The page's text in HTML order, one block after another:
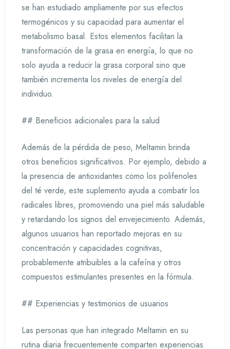
se han estudiado ampliamente por sus efectos
termogénicos y su capacidad para aumentar el
metabolismo basal. Estos elementos facilitan la
transformación de la grasa en energía, lo que no
solo ayuda a reducir la grasa corporal sino que
también incrementa los niveles de energía del
individuo.
## Beneficios adicionales para la salud
Además de la pérdida de peso, Meltamin brinda
otros beneficios significativos. Por ejemplo, debido a
la presencia de antioxidantes como los polifenoles
del té verde, este suplemento ayuda a combatir los
radicales libres, promoviendo una piel más saludable
y retardando los signos del envejecimiento. Además,
algunos usuarios han reportado mejoras en su
concentración y capacidades cognitivas,
probablemente atribuibles a la cafeína y otros
compuestos estimulantes presentes en la fórmula.
## Experiencias y testimonios de usuarios
Las personas que han integrado Meltamin en su
rutina diaria frecuentemente comparten experiencias